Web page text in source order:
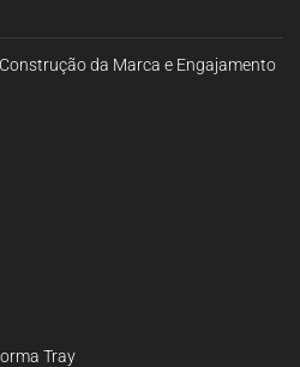
da Marca e Engajamento
Tray